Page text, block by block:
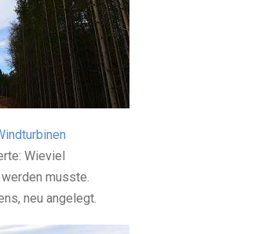
Wieviel
musste.
neu angelegt.